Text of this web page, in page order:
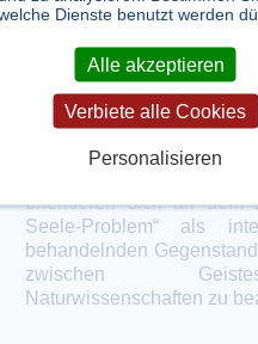
Internationale Zeitschrift
und Psychosomatik
Die „Internationale
Philosophie und
eine offen zugängliche
Die in der IZPP
orientieren sich an dem
Seele-Problem“ als
behandelnden
zwischen
Naturwissenschaften zu
Dienste benutzt werden
Alle akzeptieren
Verbiete alle Cookies
Personalisieren